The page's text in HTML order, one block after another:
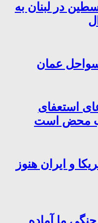
در لبنان به
سواحل عمان
استعفای
محض است
و ایران هنوز